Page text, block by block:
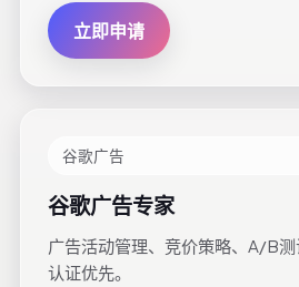
立即申请
谷歌广告
谷歌广告专家
广告活动管理、竞价策略、A/B
认证优先。